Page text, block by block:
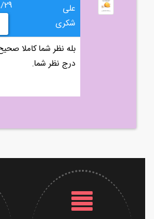
علی
شکری
بله نظر شما کاملا
درج نظر شما.